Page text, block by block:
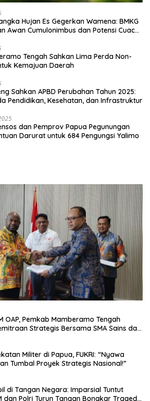
Hujan Es Gegerkan Wamena: BMKG
Awan Cumulonimbus dan Potensi Cuaca
Tengah Sahkan Lima Perda Non-
Kemajuan Daerah
Sahkan APBD Perubahan Tahun 2025:
Pendidikan, Kesehatan, dan Infrastruktur
dan Pemprov Papua Pegunungan
Darurat untuk 684 Pengungsi Yalimo
OAP, Pemkab Mamberamo Tengah
Strategis Bersama SMA Sains dan
Militer di Papua, FUKRI: “Nyawa
Tumbal Proyek Strategis Nasional!”
di Tangan Negara: Imparsial Tuntut
dan Polri Turun Tangan Bongkar Tragedi